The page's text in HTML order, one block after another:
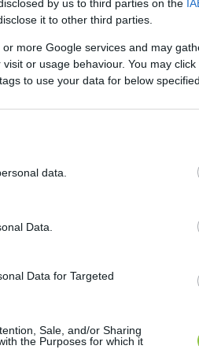
by us to third parties on the
it to other third parties.
more Google services and may
or usage behaviour. You may
to use your data for below
data.
Data.
Data for Targeted
Sale, and/or Sharing
the Purposes for which it
követően a kecskeméti
az adó mérséklésére
hogy az iparosodottabb
ezt nyilvánosan nem
egyre többet az
Uniótól érkező
viták miatt.
az elmúlt években
addig 2026-ban ez az